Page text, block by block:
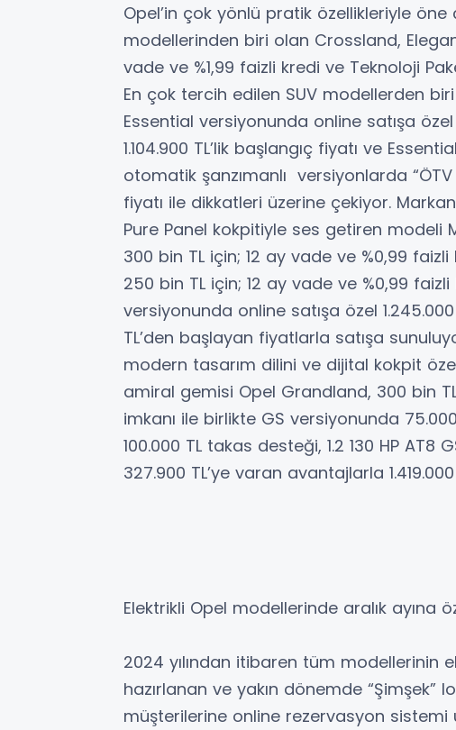
Opel’in çok yönlü pratik özellikleriyle
modellerinden biri olan Crossland,
vade ve %1,99 faizli kredi ve Teknoloji
En çok tercih edilen SUV modellerden biri
Essential versiyonunda online satışa
1.104.900 TL’lik başlangıç fiyatı ve
otomatik şanzımanlı versiyonlarda “ÖTV
fiyatı ile dikkatleri üzerine çekiyor.
Pure Panel kokpitiyle ses getiren modeli
300 bin TL için; 12 ay vade ve %0,99
250 bin TL için; 12 ay vade ve %0,99
versiyonunda online satışa özel
TL’den başlayan fiyatlarla satışa
modern tasarım dilini ve dijital kokpit
amiral gemisi Opel Grandland, 300 bin
imkanı ile birlikte GS versiyonunda
100.000 TL takas desteği, 1.2 130 HP
327.900 TL’ye varan avantajlarla
Elektrikli Opel modellerinde aralık ayına
2024 yılından itibaren tüm modellerinin
hazırlanan ve yakın dönemde “Şimşek”
müşterilerine online rezervasyon sistemi